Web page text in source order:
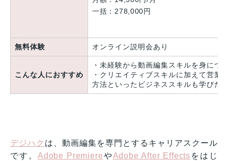
一括：278,000円
無料体験 オンライン説明会あり
こんな人におすすめ
・未経験から動画編集スキルを身につ
・クリエイティブスキルに加えて営業
方法といったビジネススキルも学びた
デジハク は、動画編集を専門とするキャリアスクール
です。 Adobe PremiereやAdobe After Effects をはじ